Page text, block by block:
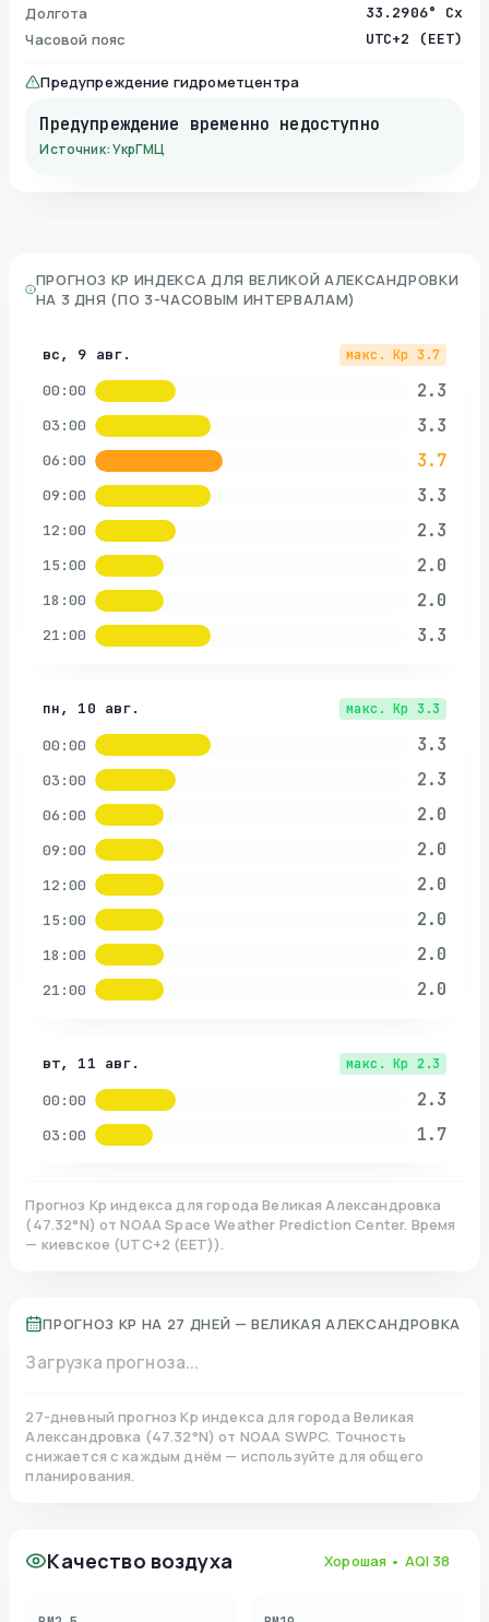
Долгота 33.2906° Сх
Часовой пояс UTC+2 (EET)
Предупреждение гидрометцентра
Предупреждение временно недоступно
Источник: УкрГМЦ
ПРОГНОЗ KP ИНДЕКСА ДЛЯ ВЕЛИКОЙ АЛЕКСАНДРОВКИ
НА 3 ДНЯ (ПО 3-ЧАСОВЫМ ИНТЕРВАЛАМ)
вс, 9 авг. макс. Kp 3.7
00:00 2.3
03:00 3.3
06:00 3.7
09:00 3.3
12:00 2.3
15:00 2.0
18:00 2.0
21:00 3.3
пн, 10 авг. макс. Kp 3.3
00:00 3.3
03:00 2.3
06:00 2.0
09:00 2.0
12:00 2.0
15:00 2.0
18:00 2.0
21:00 2.0
вт, 11 авг. макс. Kp 2.3
00:00 2.3
03:00 1.7
Прогноз Kp индекса для города Великая Александровка
(47.32°N)от NOAA Space Weather Prediction Center. Время
— киевское (UTC+2 (EET)).
ПРОГНОЗ KP НА 27 ДНЕЙ — ВЕЛИКАЯ АЛЕКСАНДРОВКА
Загрузка прогноза...
27-дневный прогноз Kp индекса для города Великая
Александровка (47.32°N)от NOAA SWPC. Точность
снижается с каждым днём — используйте для общего
планирования.
Качество воздуха Хорошая • AQI 38